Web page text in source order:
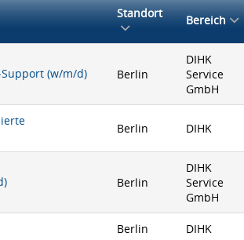
Standort Bereich
(w/m/d) Berlin
DIHK
Service
GmbH
Berlin DIHK
Berlin
DIHK
Service
GmbH
Berlin DIHK